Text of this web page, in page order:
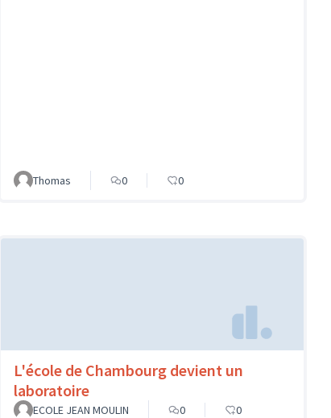
Thomas 0 0
L'école de Chambourg devient un
laboratoire
ECOLE JEAN MOULIN 0 0